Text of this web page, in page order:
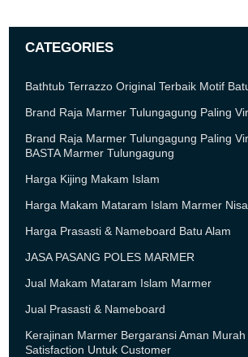
CATEGORIES
Bathtub Terrazzo Original Terbaik Motif
Brand Raja Marmer Tulungagung Paling
Brand Raja Marmer Tulungagung Paling
BASTA Marmer Tulungagung
Harga Kijing Makam Islam
Harga Makam Mataram Islam Marmer
Harga Prasasti & Nameboard Batu Alam
JASA PASANG POLES MARMER
Jual Makam Mataram Islam Marmer
Jual Prasasti & Nameboard
Kerajinan Marmer Bergaransi Aman
Satisfaction Untuk Customer